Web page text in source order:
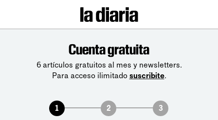
Cuenta gratuita
6 artículos gratuitos al mes y newsletters.
Para acceso ilimitado suscribite.
1 2 3